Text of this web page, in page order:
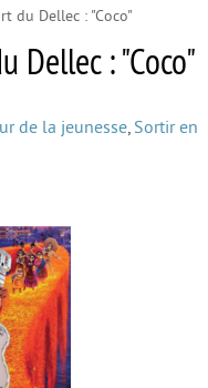
du Dellec : "Coco"
Dellec : "Coco"
de la jeunesse, Sortir en